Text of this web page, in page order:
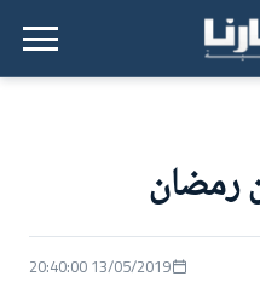
القائمة الرئيسية
رمضان
13/05/2019 20:40:00